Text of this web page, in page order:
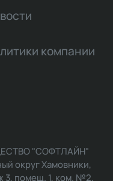
компании
"СОФТЛАЙН"
округ Хамовники,
3, помещ. 1, ком. №2,